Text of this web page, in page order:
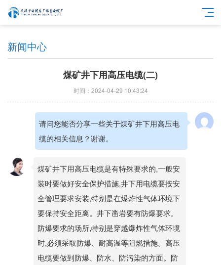
新闻中心
煤矿井下用高压电缆(二)
时间：2024-04-29 10:43:24
请问您能否分享一些关于煤矿井下用高压电
缆的相关信息？谢谢。
煤矿井下用高压电缆是有特殊要求的,一般安
装时要做好安全保护措施,井下用电缆要按安
全管理要求安装,特别是在爆炸性气体环境下
要保持安全距离。井下凿岩要有防爆要求。
防爆要求的场所,特别是穿越爆炸性气体环境
时,必须采取防爆、耐高温等阻燃措施。高压
电缆要做到防爆、防水、防污染的方面。防